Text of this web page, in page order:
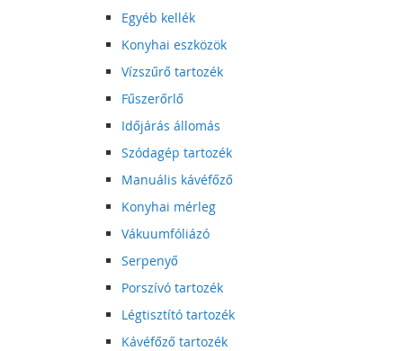
Egyéb kellék
Konyhai eszközök
Vízszűrő tartozék
Fűszerőrlő
Időjárás állomás
Szódagép tartozék
Manuális kávéfőző
Konyhai mérleg
Vákuumfóliázó
Serpenyő
Porszívó tartozék
Légtisztító tartozék
Kávéfőző tartozék